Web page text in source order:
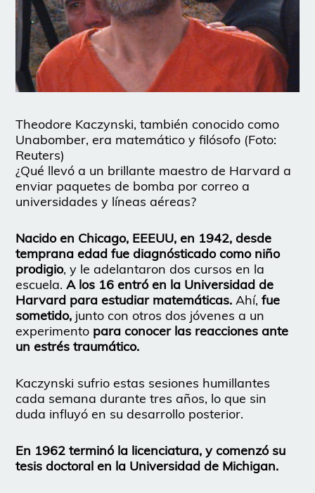
Theodore Kaczynski, también conocido como
Unabomber, era matemático y filósofo (Foto:
Reuters)
¿Qué llevó a un brillante maestro de Harvard a
enviar paquetes de bomba por correo a
universidades y líneas aéreas?
Nacido en Chicago, EEEUU, en 1942, desde
temprana edad fue diagnósticado como niño
prodigio, y le adelantaron dos cursos en la
escuela. A los 16 entró en la Universidad de
Harvard para estudiar matemáticas. Ahí,fue
sometido, junto con otros dos jóvenes a un
experimento para conocer las reacciones ante
un estrés traumático.
Kaczynski sufrio estas sesiones humillantes
cada semana durante tres años, lo que sin
duda influyó en su desarrollo posterior.
En 1962 terminó la licenciatura, y comenzó su
tesis doctoral en la Universidad de Michigan.